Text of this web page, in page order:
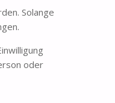
Solange
oder